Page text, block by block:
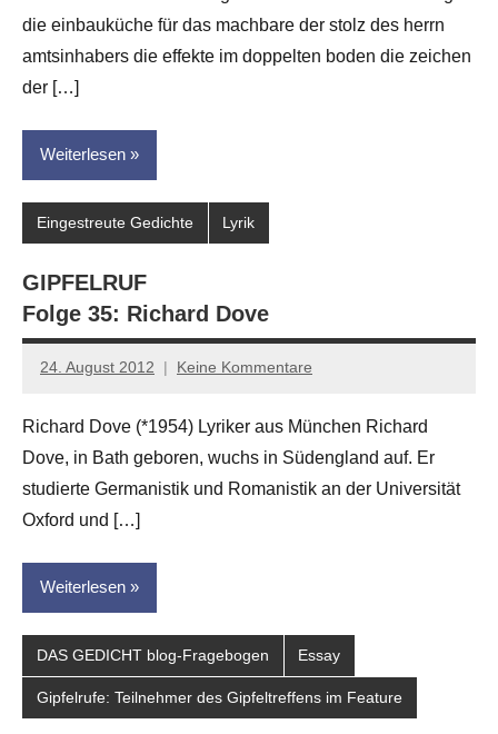
die einbauküche für das machbare der stolz des herrn
amtsinhabers die effekte im doppelten boden die zeichen
der […]
Weiterlesen
Eingestreute Gedichte Lyrik
GIPFELRUF
Folge 35: Richard Dove
24. August 2012
Anton
Leitner
Keine Kommentare
Richard Dove (*1954) Lyriker aus München Richard
Dove, in Bath geboren, wuchs in Südengland auf. Er
studierte Germanistik und Romanistik an der Universität
Oxford und […]
Weiterlesen
DAS GEDICHT blog-Fragebogen Essay
Gipfelrufe: Teilnehmer des Gipfeltreffens im Feature